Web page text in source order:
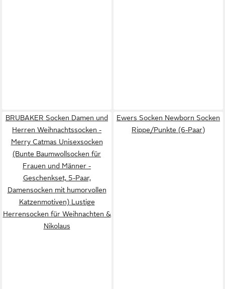
BRUBAKER Socken Damen und
Herren Weihnachtssocken -
Merry Catmas Unisexsocken
(Bunte Baumwollsocken für
Frauen und Männer -
Geschenkset, 5-Paar,
Damensocken mit humorvollen
Katzenmotiven) Lustige
Herrensocken für Weihnachten &
Nikolaus
Ewers Socken Newborn Socken
Rippe/Punkte (6-Paar)